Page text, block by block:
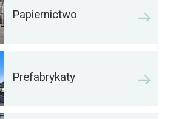
Papiernictwo
Prefabrykaty